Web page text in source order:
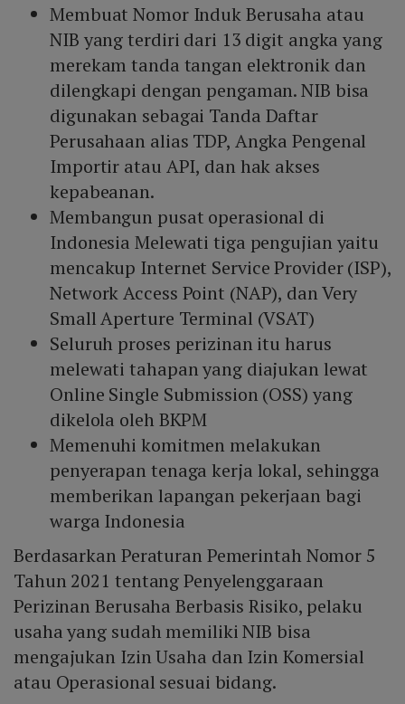
Membuat Nomor Induk Berusaha atau
NIB yang terdiri dari 13 digit angka yang
merekam tanda tangan elektronik dan
dilengkapi dengan pengaman. NIB bisa
digunakan sebagai Tanda Daftar
Perusahaan alias TDP, Angka Pengenal
Importir atau API, dan hak akses
kepabeanan.
Membangun pusat operasional di
Indonesia Melewati tiga pengujian yaitu
mencakup Internet Service Provider (ISP),
Network Access Point (NAP), dan Very
Small Aperture Terminal (VSAT)
Seluruh proses perizinan itu harus
melewati tahapan yang diajukan lewat
Online Single Submission (OSS) yang
dikelola oleh BKPM
Memenuhi komitmen melakukan
penyerapan tenaga kerja lokal, sehingga
memberikan lapangan pekerjaan bagi
warga Indonesia
Berdasarkan Peraturan Pemerintah Nomor 5
Tahun 2021 tentang Penyelenggaraan
Perizinan Berusaha Berbasis Risiko, pelaku
usaha yang sudah memiliki NIB bisa
mengajukan Izin Usaha dan Izin Komersial
atau Operasional sesuai bidang.